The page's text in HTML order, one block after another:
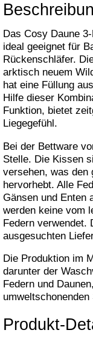
Das Cosy Daune
ideal geeignet für
Rückenschläfer.
arktisch neuem
hat eine Füllung
Hilfe dieser
Funktion, bietet
Liegegefühl.
Bei der Bettware
Stelle. Die Kissen
versehen, was den
hervorhebt. Alle
Gänsen und Enten
werden keine vom
Federn verwendet.
ausgesuchten
Die Produktion im
darunter der
Federn und
umweltschonenden
Produkt-